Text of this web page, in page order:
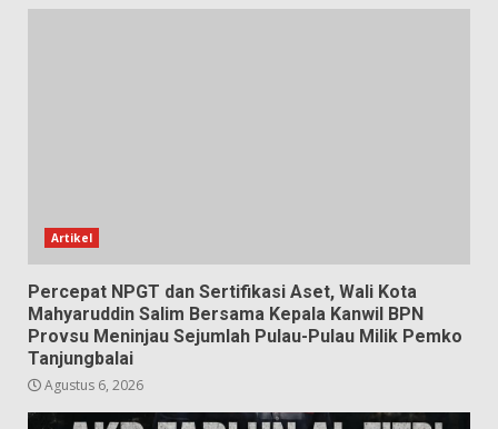
Artikel
Percepat NPGT dan Sertifikasi Aset, Wali Kota
Mahyaruddin Salim Bersama Kepala Kanwil BPN
Provsu Meninjau Sejumlah Pulau-Pulau Milik Pemko
Tanjungbalai
Agustus 6, 2026